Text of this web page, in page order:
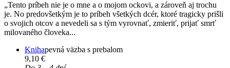
„Tento príbeh nie je o mne a o mojom ockovi, a zároveň aj trochu
je. No predovšetkým je to príbeh všetkých dcér, ktoré tragicky prišli
o svojich otcov a nevedeli sa s tým vyrovnať, zmieriť, prijať smrť
milovaného človeka...
Knihapevná väzba s prebalom
9,10 €